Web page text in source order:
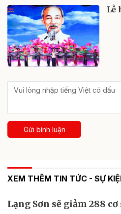
Lễ
Gửi bình luận
XEM THÊM TIN TỨC - SỰ
Lạng Sơn sẽ giảm 288